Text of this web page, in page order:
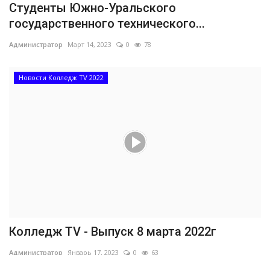
Студенты Южно-Уральского
государственного технического...
Администратор Март 14, 2023 0 78
Новости Колледж TV 2022
Колледж TV - Выпуск 8 марта 2022г
Администратор Январь 17, 2023 0 63